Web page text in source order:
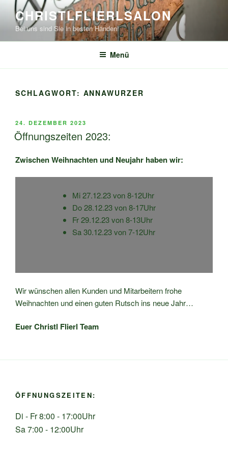
Zum
Inhalt
springen
CHRISTLFLIERLSALON
Bei uns sind Sie in besten Händen!
Menü
SCHLAGWORT: ANNAWURZER
VERÖFFENTLICHT
AM
24. DEZEMBER 2023
Öffnungszeiten 2023:
Zwischen Weihnachten und Neujahr haben wir:
Mi 27.12.23 von 8-12Uhr
Do 28.12.23 von 8-17Uhr
Fr 29.12.23 von 8-13Uhr
Sa 30.12.23 von 7-12Uhr
Wir wünschen allen Kunden und Mitarbeitern frohe
Weihnachten und einen guten Rutsch ins neue Jahr…
Euer Christl Flierl Team
ÖFFNUNGSZEITEN:
Di - Fr 8:00 - 17:00Uhr
Sa 7:00 - 12:00Uhr